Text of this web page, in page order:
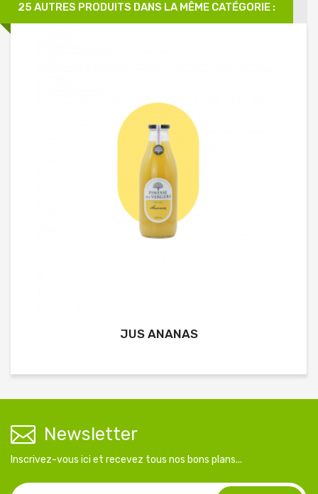
25 AUTRES PRODUITS DANS LA MÊME CATÉGORIE :
JUS ANANAS
Newsletter
Inscrivez-vous ici et recevez tous nos bons plans...